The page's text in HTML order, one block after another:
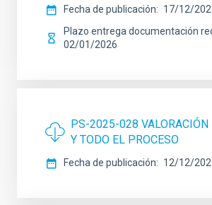
Fecha de publicación
17/12/
Plazo entrega documentación
02/01/2026
PS-2025-028 VALORACIÓN
Y TODO EL PROCESO
Fecha de publicación 12/12/